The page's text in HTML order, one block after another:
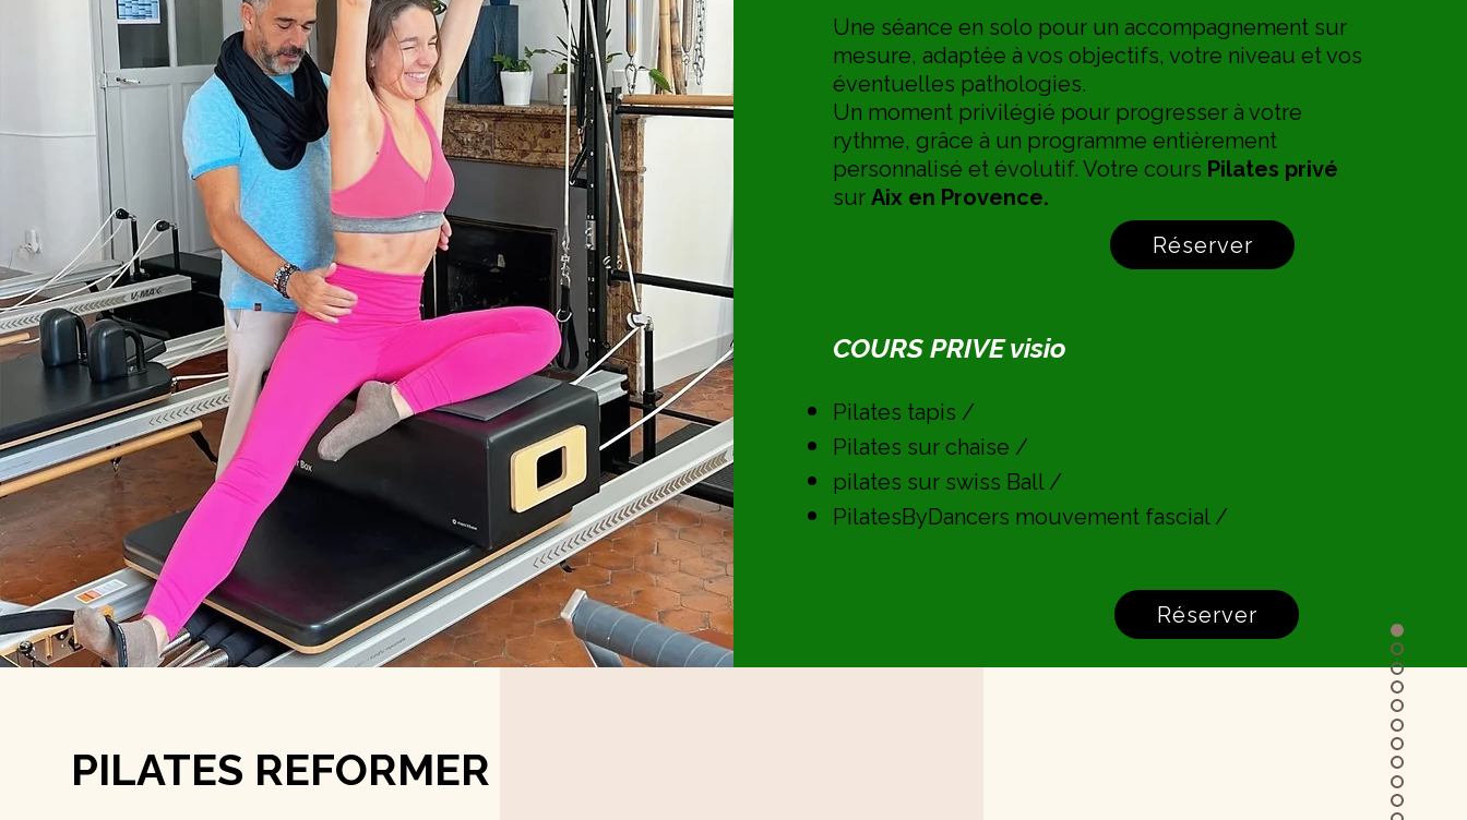
Une séance en solo pour un accompagnement sur
mesure, adaptée à vos objectifs, votre niveau et vos
éventuelles pathologies.
Un moment privilégié pour progresser à votre
rythme, grâce à un programme entièrement
personnalisé et évolutif. Votre cours Pilates privé
sur Aix en Provence.
Réserver
COURS PRIVE visio
Pilates tapis /
Pilates sur chaise /
pilates sur swiss Ball /
PilatesByDancers mouvement fascial /
Réserver
PILATES REFORMER